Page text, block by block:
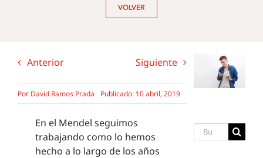
VOLVER
Anterior Siguiente
Por David Ramos Prada Publicado: 10 abril, 2019
En el Mendel seguimos
trabajando como lo hemos
hecho a lo largo de los años
Buscar: